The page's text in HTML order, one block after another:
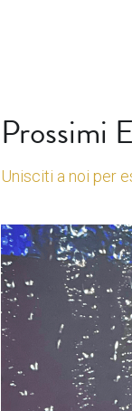
Prossimi
Unisciti a noi per